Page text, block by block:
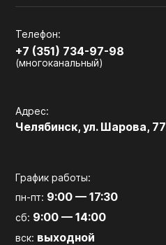
Телефон:
+7 (351) 734-97-98
(многоканальный)
Адрес:
Челябинск, ул. Шарова, 77
График работы:
пн-пт: 9:00 — 17:30
сб: 9:00 — 14:00
вск: выходной